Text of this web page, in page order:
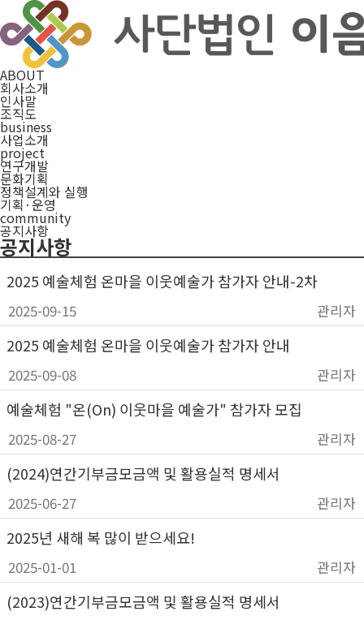
ABOUT
회사소개
인사말
조직도
business
사업소개
project
연구개발
문화기획
정책설계와 실행
기획·운영
community
공지사항
공지사항
2025 예술체험 온마을 이웃예술가 참가자 안내-2차
2025-09-15 관리자
2025 예술체험 온마을 이웃예술가 참가자 안내
2025-09-08 관리자
예술체험 "온(On) 이웃마을 예술가" 참가자 모집
2025-08-27 관리자
(2024)연간기부금모금액 및 활용실적 명세서
2025-06-27 관리자
2025년 새해 복 많이 받으세요!
2025-01-01 관리자
(2023)연간기부금모금액 및 활용실적 명세서